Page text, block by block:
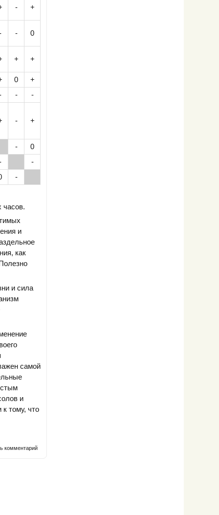
- +
- 0
+ +
0
+
-
-
- +
-
0
-
-
часов.
и
как
и сила
самой
и
тому, что
комментарий